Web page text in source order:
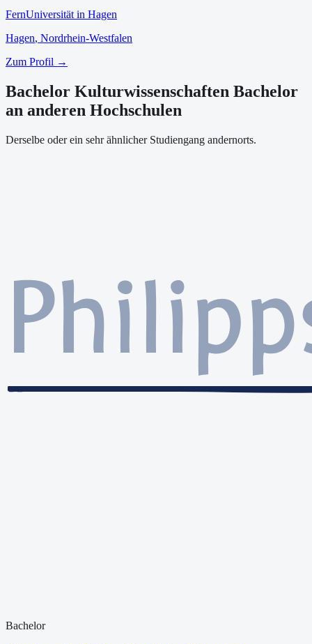
FernUniversität in Hagen
Hagen, Nordrhein-Westfalen
Zum Profil →
Bachelor Kulturwissenschaften Bachelor
an anderen Hochschulen
Derselbe oder ein sehr ähnlicher Studiengang andernorts.
Bachelor